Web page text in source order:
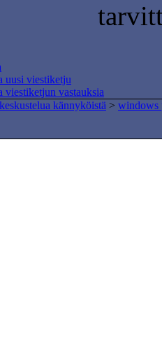
uusi viestiketju
viestiketjun vastauksia
keskustelua kännyköistä > windows